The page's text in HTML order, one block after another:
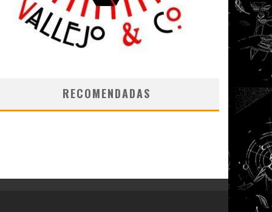
RECOMENDADAS